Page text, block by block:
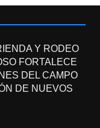
Y RODEO
FORTALECE
DEL CAMPO
DE NUEVOS